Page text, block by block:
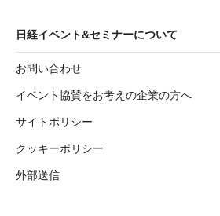
日経イベント&セミナーについて
お問い合わせ
イベント協賛をお考えの企業の方へ
サイトポリシー
クッキーポリシー
外部送信